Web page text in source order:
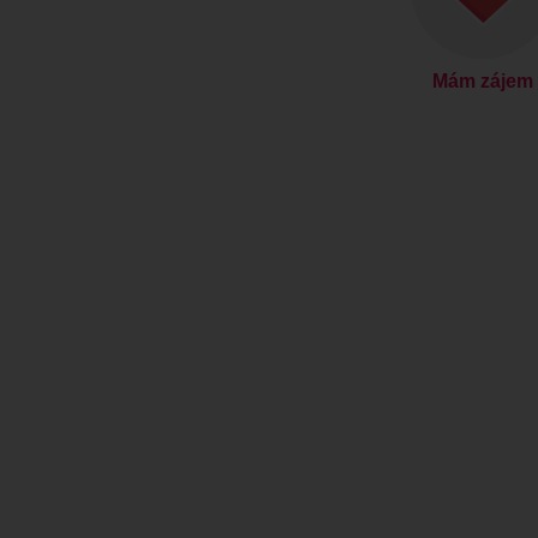
Mám zájem